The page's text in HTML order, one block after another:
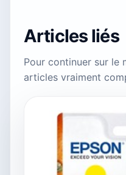
Articles liés
Pour continuer sur le
articles vraiment